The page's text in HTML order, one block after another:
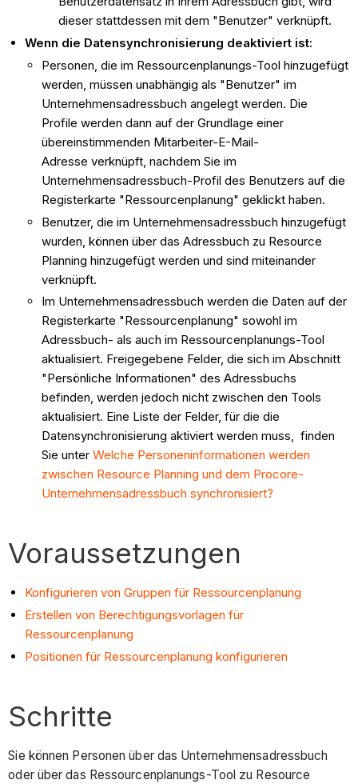
dieser stattdessen mit dem "Benutzer" verknüpft.
Wenn die Datensynchronisierung deaktiviert ist:
Personen, die im Ressourcenplanungs-Tool hinzugefügt
werden, müssen unabhängig als "Benutzer" im
Unternehmensadressbuch angelegt werden. Die
Profile werden dann auf der Grundlage einer
übereinstimmenden Mitarbeiter-E-Mail-
Adresse verknüpft, nachdem Sie im
Unternehmensadressbuch-Profil des Benutzers auf die
Registerkarte "Ressourcenplanung" geklickt haben.
Benutzer, die im Unternehmensadressbuch hinzugefügt
wurden, können über das Adressbuch zu Resource
Planning hinzugefügt werden und sind miteinander
verknüpft.
Im Unternehmensadressbuch werden die Daten auf der
Registerkarte "Ressourcenplanung" sowohl im
Adressbuch- als auch im Ressourcenplanungs-Tool
aktualisiert. Freigegebene Felder, die sich im Abschnitt
"Persönliche Informationen" des Adressbuchs
befinden, werden jedoch nicht zwischen den Tools
aktualisiert. Eine Liste der Felder, für die die
Datensynchronisierung aktiviert werden muss, finden
Sie unterWelche Personeninformationen werden
zwischen Resource Planning und dem Procore-
Unternehmensadressbuch synchronisiert?
Voraussetzungen
Konfigurieren von Gruppen für Ressourcenplanung
Erstellen von Berechtigungsvorlagen für
Ressourcenplanung
Positionen für Ressourcenplanung konfigurieren
Schritte
Sie können Personen über das Unternehmensadressbuch
oder über das Ressourcenplanungs-Tool zu Resource